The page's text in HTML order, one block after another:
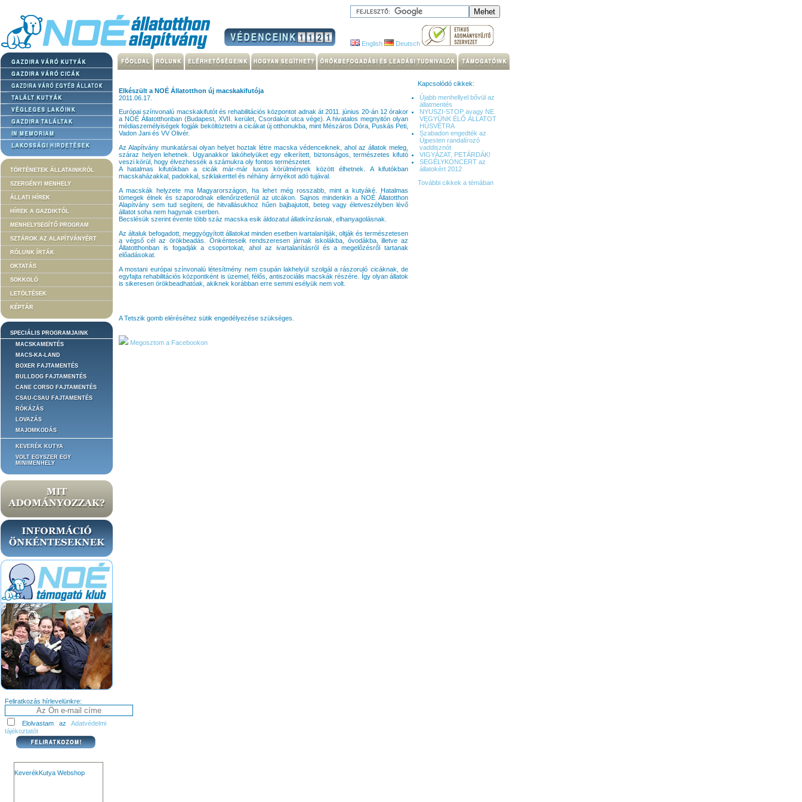
English Deutsch
TÖRTÉNETEK ÁLLATAINKRÓL
SZERGÉNYI MENHELY
ÁLLATI HÍREK
HÍREK A GAZDIKTÓL
MENHELYSEGÍTŐ PROGRAM
SZTÁROK AZ ALAPÍTVÁNYÉRT
RÓLUNK ÍRTÁK
OKTATÁS
SOKKOLÓ
LETÖLTÉSEK
KÉPTÁR
SPECIÁLIS PROGRAMJAINK
MACSKAMENTÉS
MACS-KA-LAND
BOXER FAJTAMENTÉS
BULLDOG FAJTAMENTÉS
CANE CORSO FAJTAMENTÉS
CSAU-CSAU FAJTAMENTÉS
RÓKÁZÁS
LOVAZÁS
MAJOMKODÁS
KEVERÉK KUTYA
VOLT EGYSZER EGY
MINIMENHELY
Feliratkozás hírlevelünkre:
Elolvastam az Adatvédelmi
tájékoztatót
KeverékKutya Webshop
Elkészült a NOÉ Állatotthon új macskakifutója
2011.06.17.
Európai színvonalú macskakifutót és rehabilitációs központot adnak át 2011. június 20-án 12 órakor
a NOÉ Állatotthonban (Budapest, XVII. kerület, Csordakút utca vége). A hivatalos megnyitón olyan
médiaszemélyiségek fogják beköltöztetni a cicákat új otthonukba, mint Mészáros Dóra, Puskás Peti,
Vadon Jani és VV Olivér.
Az Alapítvány munkatársai olyan helyet hoztak létre macska védenceiknek, ahol az állatok meleg,
száraz helyen lehetnek. Ugyanakkor lakóhelyüket egy elkerített, biztonságos, természetes kifutó
veszi körül, hogy élvezhessék a számukra oly fontos természetet.
A hatalmas kifutókban a cicák már-már luxus körülmények között élhetnek. A kifutókban
macskaházakkal, padokkal, sziklakerttel és néhány árnyékot adó tujával.
A macskák helyzete ma Magyarországon, ha lehet még rosszabb, mint a kutyáké. Hatalmas
tömegek élnek és szaporodnak ellenőrizetlenül az utcákon. Sajnos mindenkin a NOÉ Állatotthon
Alapítvány sem tud segíteni, de hitvallásukhoz hűen bajbajutott, beteg vagy életveszélyben lévő
állatot soha nem hagynak cserben.
Becslésük szerint évente több száz macska esik áldozatul állatkínzásnak, elhanyagolásnak.
Az általuk befogadott, meggyógyított állatokat minden esetben ivartalanítják, oltják és természetesen
a végső cél az örökbeadás. Önkénteseik rendszeresen járnak iskolákba, óvodákba, illetve az
Állatotthonban is fogadják a csoportokat, ahol az ivartalanításról és a megelőzésről tartanak
előadásokat.
A mostani európai színvonalú létesítmény nem csupán lakhelyül szolgál a rászoruló cicáknak, de
egyfajta rehabilitációs központként is üzemel, félős, antiszociális macskák részére. Így olyan állatok
is sikeresen örökbeadhatóak, akiknek korábban erre semmi esélyük nem volt.
A Tetszik gomb eléréséhez sütik engedélyezése szükséges.
Megosztom a Facebookon
Kapcsolódó cikkek:
Újabb menhellyel bővül az
állatmentés
NYUSZI-STOP avagy NE
VEGYÜNK ÉLŐ ÁLLATOT
HÚSVÉTRA
Szabadon engedték az
Újpesten randalírozó
vaddisznót
VIGYÁZAT, PETÁRDÁK!
SEGÉLYKONCERT az
állatokért 2012
További cikkek a témában